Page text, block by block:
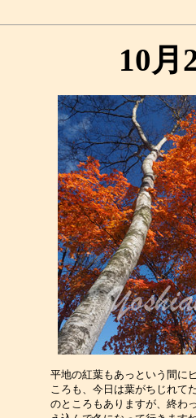
10月
平地の紅葉もあっという間に
ころも、今日は葉がちじれて
のところもありますが、終わ